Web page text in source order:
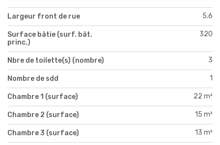
Largeur front de rue 5.6
Surface bâtie (surf. bât.
princ.)
320
Nbre de toilette(s) (nombre) 3
Nombre de sdd 1
Chambre 1 (surface) 22 m²
Chambre 2 (surface) 15 m²
Chambre 3 (surface) 13 m²